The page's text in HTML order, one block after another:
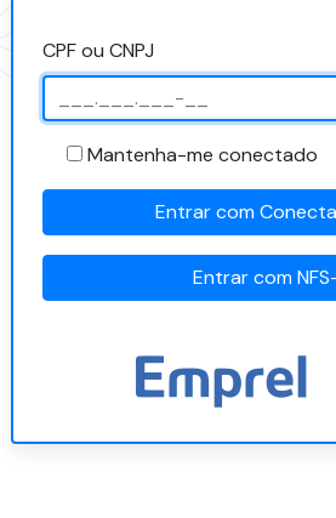
CPF ou CNPJ
Mantenha-me conectado
Entrar com
Entrar com